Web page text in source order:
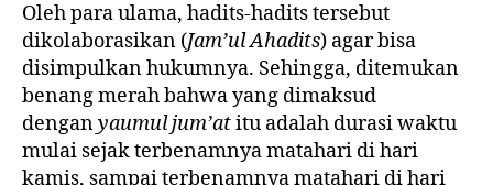
Oleh para ulama, hadits-hadits tersebut
dikolaborasikan (Jam’ul Ahadits) agar bisa
disimpulkan hukumnya. Sehingga, ditemukan
benang merah bahwa yang dimaksud
denganyaumul jum’atitu adalah durasi waktu
mulai sejak terbenamnya matahari di hari
kamis, sampai terbenamnya matahari di hari